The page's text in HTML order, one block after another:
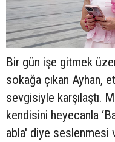
Bir gün işe gitmek
sokağa çıkan Ayhan,
sevgisiyle karşılaştı.
kendisini heyecanla
abla' diye